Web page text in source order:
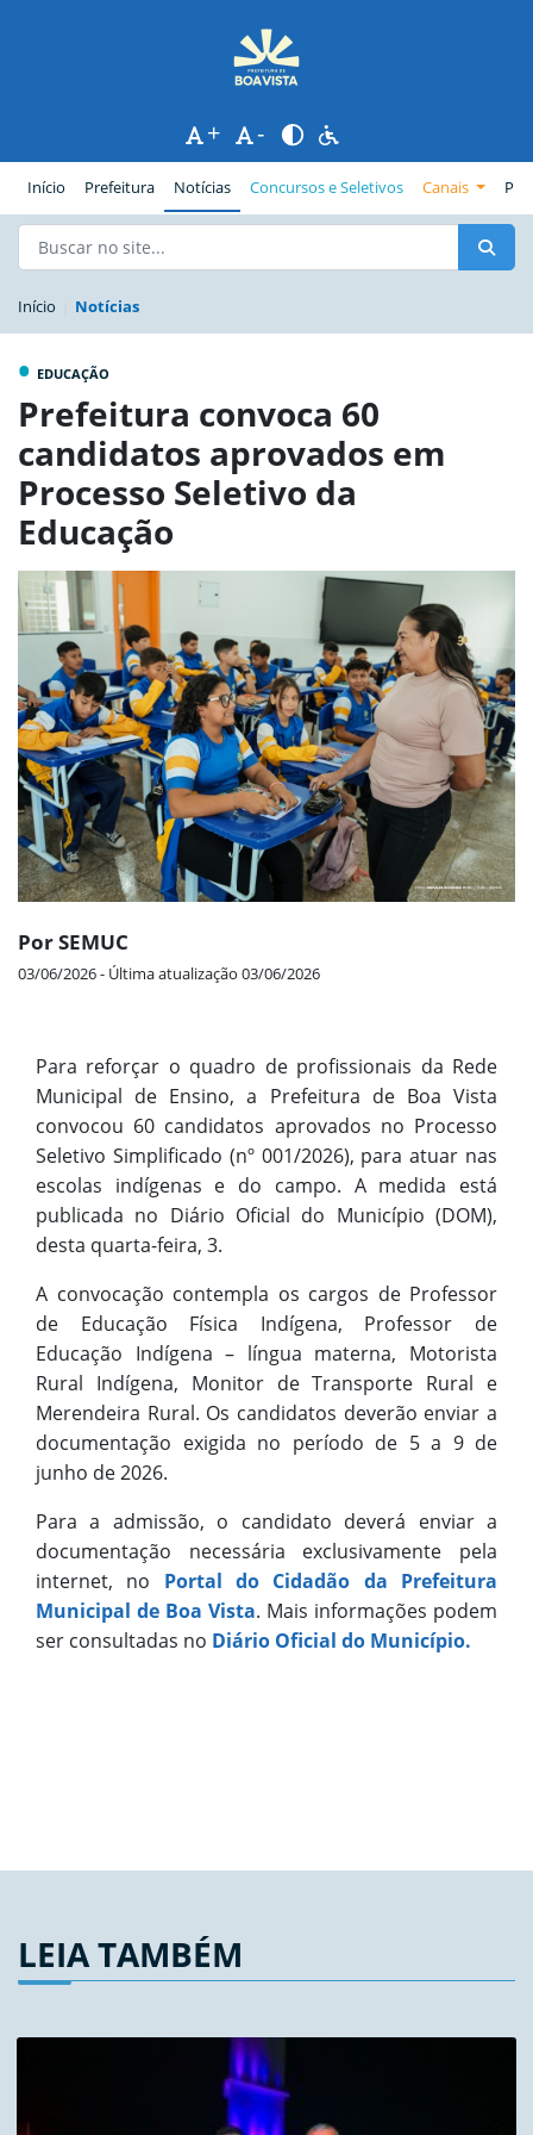
+ -
Início Prefeitura(página atual)
Notícias Concursos e Seletivos Canais
Início Notícias
• EDUCAÇÃO
Prefeitura convoca 60
candidatos aprovados em
Processo Seletivo da
Educação
Por SEMUC
03/06/2026 - Última atualização 03/06/2026
Para reforçar o quadro de profissionais da Rede
Municipal de Ensino, a Prefeitura de Boa Vista
convocou 60 candidatos aprovados no Processo
Seletivo Simplificado (nº 001/2026), para atuar nas
escolas indígenas e do campo. A medida está
publicada no Diário Oficial do Município (DOM),
desta quarta-feira, 3.
A convocação contempla os cargos de Professor
de Educação Física Indígena, Professor de
Educação Indígena – língua materna, Motorista
Rural Indígena, Monitor de Transporte Rural e
Merendeira Rural. Os candidatos deverão enviar a
documentação exigida no período de 5 a 9 de
junho de 2026.
Para a admissão, o candidato deverá enviar a
documentação necessária exclusivamente pela
internet, no Portal do Cidadão da Prefeitura
Municipal de Boa Vista. Mais informações podem
ser consultadas no Diário Oficial do Município.
LEIA TAMBÉM